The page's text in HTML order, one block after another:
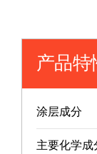
产品特
涂层成分
主要化学成